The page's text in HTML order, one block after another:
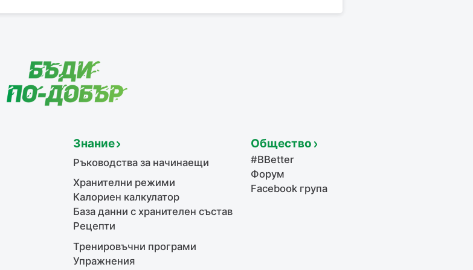
Знание
Ръководства за начинаещи
Хранителни режими
Калориен калкулатор
База данни с хранителен състав
Рецепти
Тренировъчни програми
Упражнения
Общество
#BBetter
Форум
Facebook група